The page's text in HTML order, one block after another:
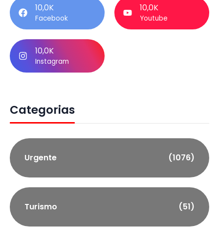
10,0K
Facebook
10,0K
Youtube
10,0K
Instagram
Categorias
Urgente (1076)
Turismo (51)